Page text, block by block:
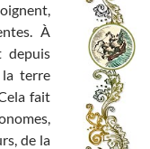
À
depuis
terre
fait
de la